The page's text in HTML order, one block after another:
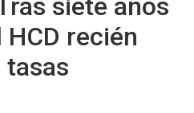
siete años
recién